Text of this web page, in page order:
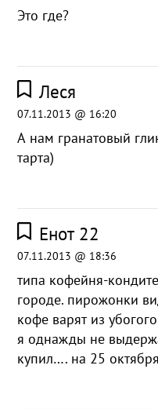
Это где?
Леся
07.11.2013 @ 16:20
А нам гранатовый
тарта)
Енот 22
07.11.2013 @ 18:36
типа кофейня-
городе. пирожонки
кофе варят из
я однажды не
купил…. на 25